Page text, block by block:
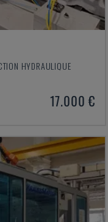
HYDRAULIQUE
17.000 €